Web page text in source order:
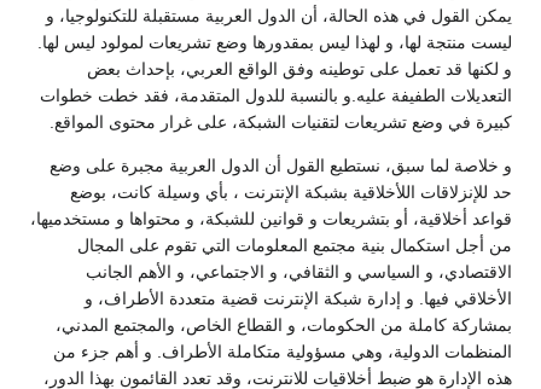
يمكن القول في هذه الحالة، أن الدول العربية مستقبلة للتكنولوجيا، و
ليست منتجة لها، و لهذا ليس بمقدورها وضع تشريعات لمولود ليس لها.
و لكنها قد تعمل على توطينه وفق الواقع العربي، بإحداث بعض
التعديلات الطفيفة عليه.و بالنسبة للدول المتقدمة، فقد خطت خطوات
كبيرة في وضع تشريعات لتقنيات الشبكة، على غرار محتوى المواقع.
و خلاصة لما سبق، نستطيع القول أن الدول العربية مجبرة على وضع
حد للإنزلاقات اللأخلاقية بشبكة الإنترنت ، بأي وسيلة كانت، بوضع
قواعد أخلاقية، أو بتشريعات و قوانين للشبكة، و محتواها و مستخدميها،
من أجل استكمال بنية مجتمع المعلومات التي تقوم على المجال
الاقتصادي، و السياسي و الثقافي، و الاجتماعي، و الأهم الجانب
الأخلاقي فيها. و إدارة شبكة الإنترنت قضية متعددة الأطراف، و
بمشاركة كاملة من الحكومات، و القطاع الخاص، والمجتمع المدني،
المنظمات الدولية، وهي مسؤولية متكاملة الأطراف. و أهم جزء من
هذه الإدارة هو ضبط أخلاقيات للانترنت، وقد تعدد القائمون بهذا الدور،